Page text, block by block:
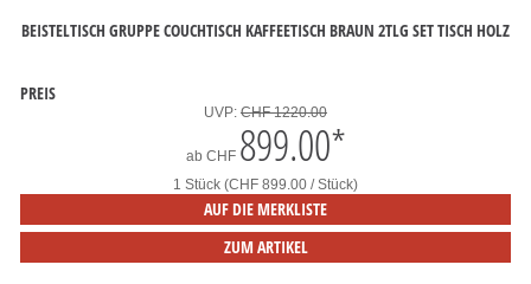
BEISTELTISCH GRUPPE COUCHTISCH KAFFEETISCH BRAUN 2TLG SET TISCH HOLZ
PREIS
UVP: CHF 1220.00
ab CHF 899.00*
1 Stück (CHF 899.00 / Stück)
AUF DIE MERKLISTE
ZUM ARTIKEL